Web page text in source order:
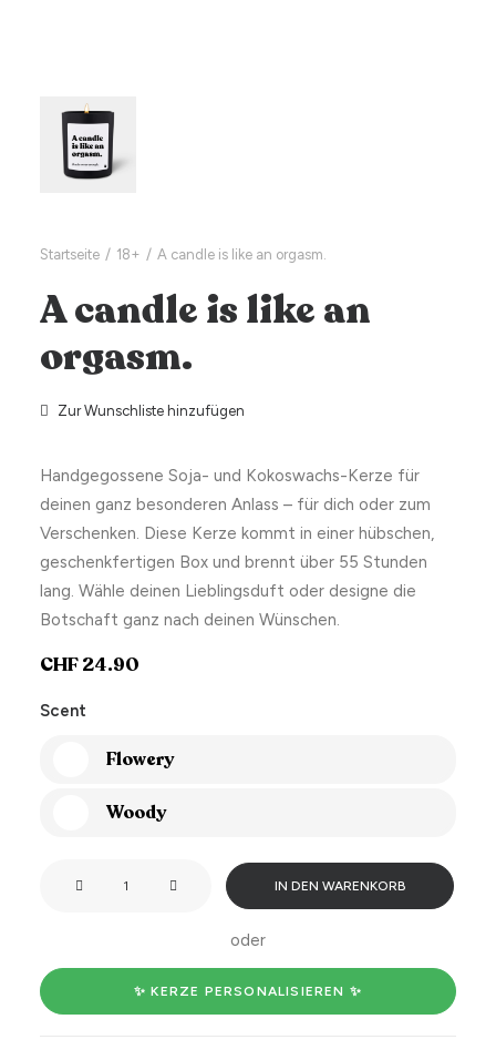
Startseite 18+ A candle is like an orgasm.
A candle is like an
orgasm.
Zur Wunschliste hinzufügen
Handgegossene Soja- und Kokoswachs-Kerze für
deinen ganz besonderen Anlass – für dich oder zum
Verschenken. Diese Kerze kommt in einer hübschen,
geschenkfertigen Box und brennt über 55 Stunden
lang. Wähle deinen Lieblingsduft oder designe die
Botschaft ganz nach deinen Wünschen.
CHF24.90
Scent
Flowery
Woody
an
orgasm.
IN DEN WARENKORB
oder
✨ KERZE PERSONALISIEREN ✨